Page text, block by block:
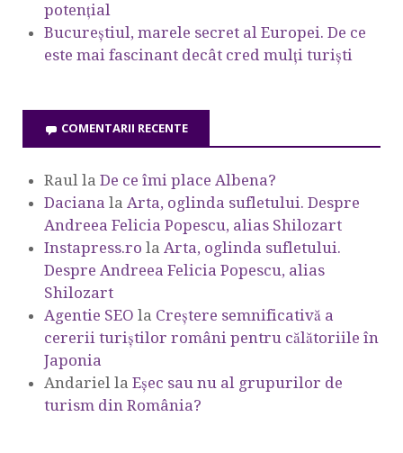
potențial
Bucureștiul, marele secret al Europei. De ce
este mai fascinant decât cred mulți turiști
COMENTARII RECENTE
Raul la De ce îmi place Albena?
Daciana la Arta, oglinda sufletului. Despre
Andreea Felicia Popescu, alias Shilozart
Instapress.ro la Arta, oglinda sufletului.
Despre Andreea Felicia Popescu, alias
Shilozart
Agentie SEO la Creștere semnificativă a
cererii turiștilor români pentru călătoriile în
Japonia
Andariel la Eşec sau nu al grupurilor de
turism din România?